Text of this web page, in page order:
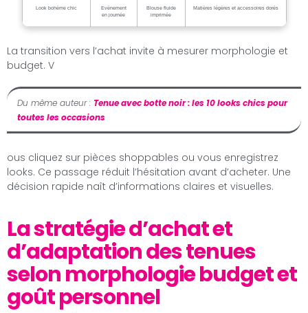
Look bohème chic
Evénement
en journée
Blouse fluide
imprimée
Matières légères et accessoires dorés
La transition vers l’achat invite à mesurer morphologie et
budget. V
Du même auteur : Tenue avec botte noir : les 10 looks chics pour
toutes les occasions
ous cliquez sur pièces shoppables ou vous enregistrez
looks. Ce passage réduit l’hésitation avant d’acheter. Une
décision rapide naît d’informations claires et visuelles.
La stratégie d’achat et
d’adaptation des tenues
selon morphologie budget et
goût personnel